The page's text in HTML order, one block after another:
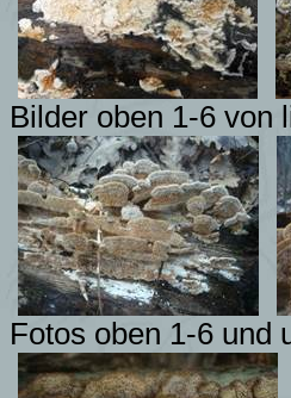
Bilder oben 1-6 von
Fotos oben 1-6 und